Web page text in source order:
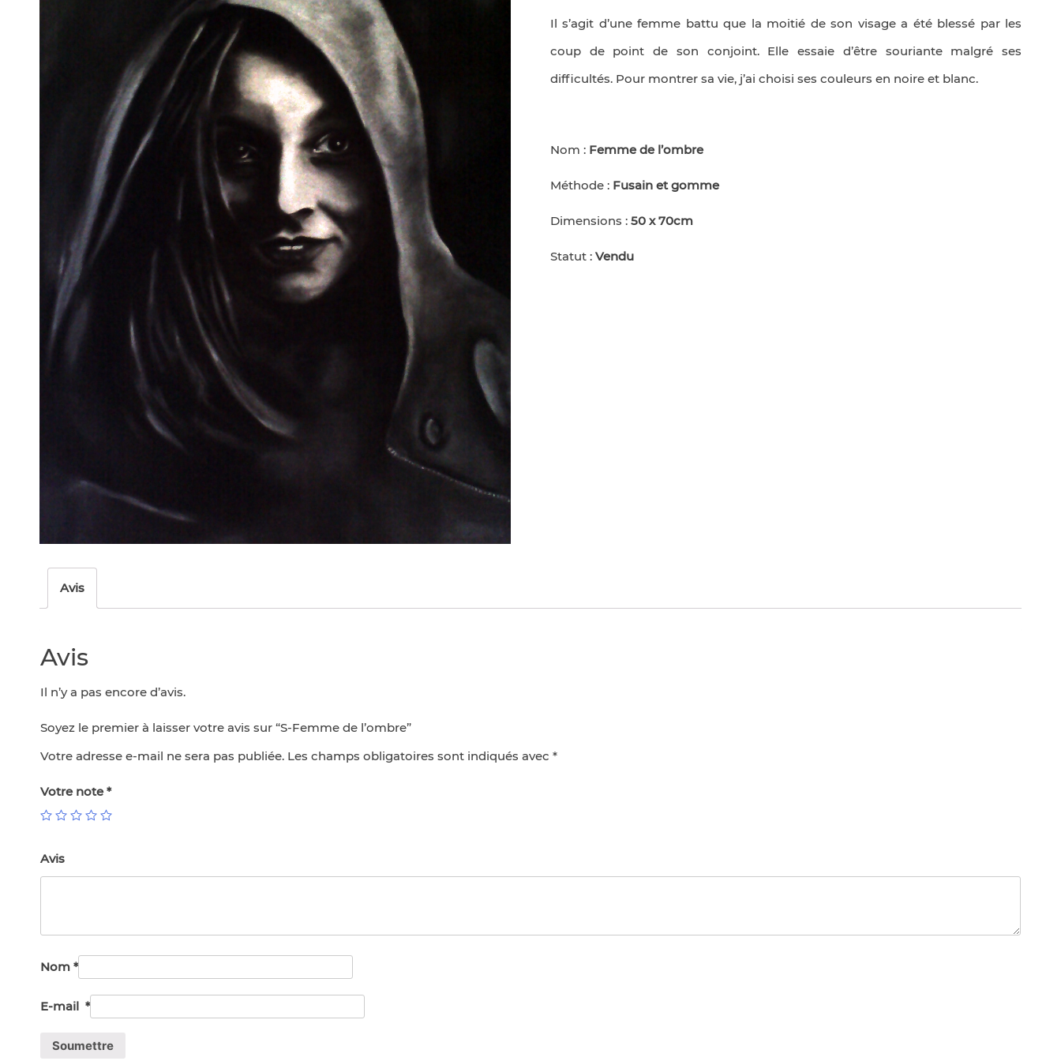
Il s’agit d’une femme battu que la moitié de son visage a été blessé par les
coup de point de son conjoint. Elle essaie d’être souriante malgré ses
difficultés. Pour montrer sa vie, j’ai choisi ses couleurs en noire et blanc.
Nom : Femme de l’ombre
Méthode : Fusain et gomme
Dimensions : 50 x 70cm
Statut : Vendu
Avis
Avis
Il n’y a pas encore d’avis.
Soyez le premier à laisser votre avis sur “S-Femme de l’ombre”
Votre adresse e-mail ne sera pas publiée. Les champs obligatoires sont indiqués avec *
Votre note*
Avis
Nom *
E-mail *